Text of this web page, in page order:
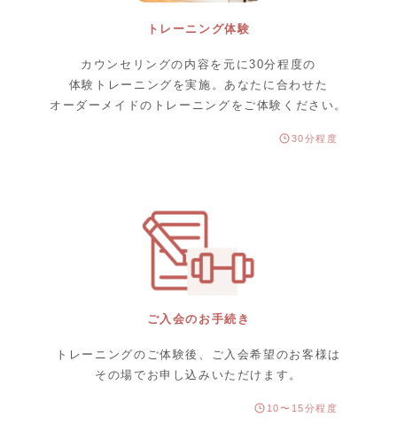
トレーニング体験
カウンセリングの内容を元に30分程度の
体験トレーニングを実施。あなたに合わせた
オーダーメイドのトレーニングをご体験ください。
30分程度
ご入会のお手続き
トレーニングのご体験後、ご入会希望のお客様は
その場でお申し込みいただけます。
10〜15分程度